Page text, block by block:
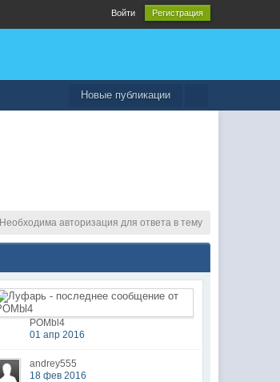
Войти Регистрация
Новые публикации
Необходима авторизация для ответа в тему
POMbl4
01 апр 2016
andrey555
18 фев 2016